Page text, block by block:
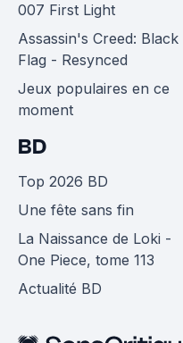
007 First Light
Assassin's Creed: Black
Flag - Resynced
Jeux populaires en ce
moment
BD
Top 2026 BD
Une fête sans fin
La Naissance de Loki -
One Piece, tome 113
Actualité BD